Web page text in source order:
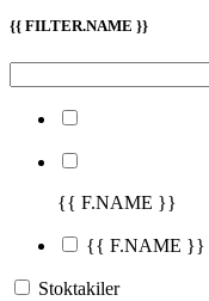
{{ FILTER.NAME }}
{{ F.NAME }}
{{ F.NAME }}
Stoktakiler